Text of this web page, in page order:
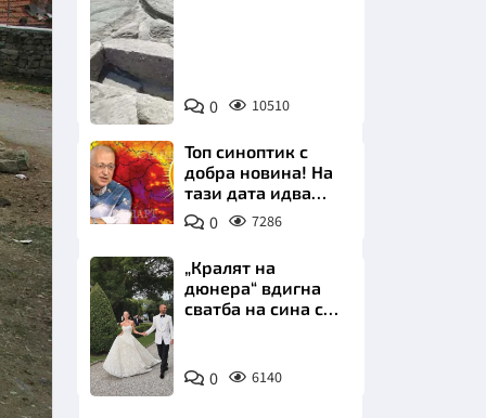
Снимка:
Bulgaria
ON
AIR
0 10510
Топ синоптик с
добра новина! На
тази дата идва
захлаждането
0 7286
Снимка:
Инстаграм
„Кралят на
дюнера“ вдигна
сватба на сина си
Комо
0 6140